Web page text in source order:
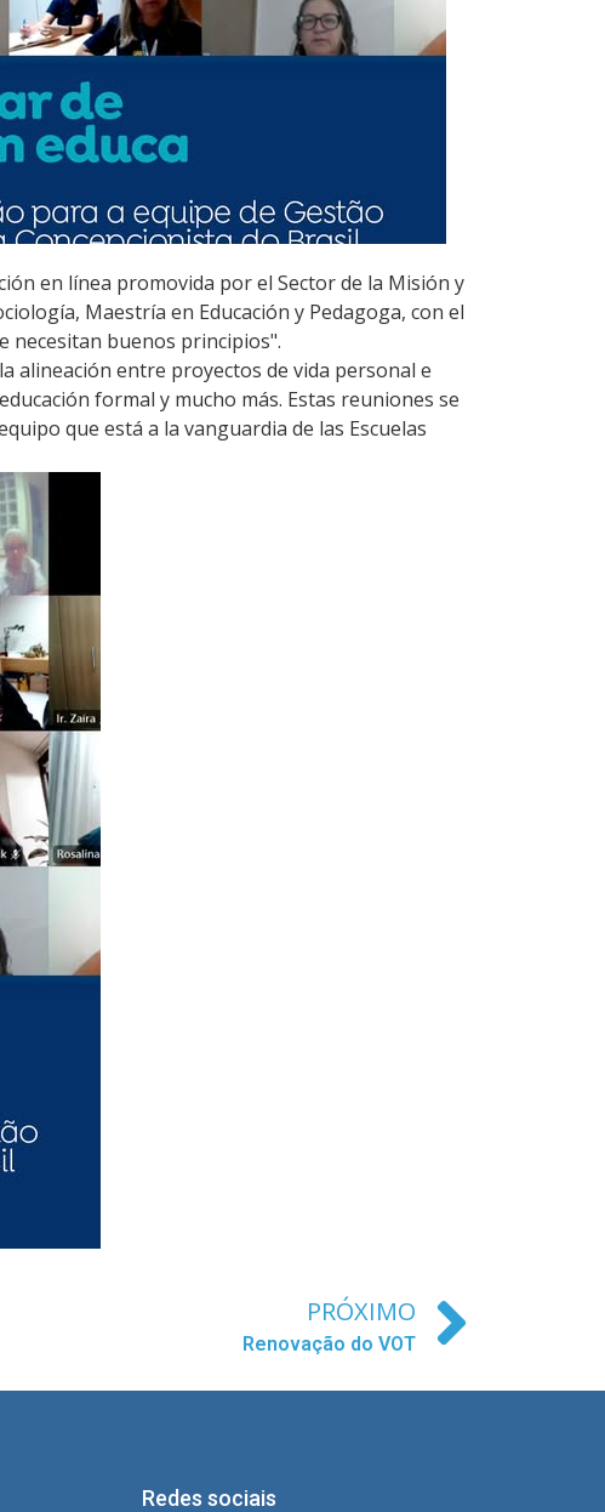
en línea promovida por el Sector de la Misión y
Maestría en Educación y Pedagoga, con el
necesitan buenos principios".
alineación entre proyectos de vida personal e
formal y mucho más. Estas reuniones se
que está a la vanguardia de las Escuelas
PRÓXIMO
Renovação do VOT
Redes sociais